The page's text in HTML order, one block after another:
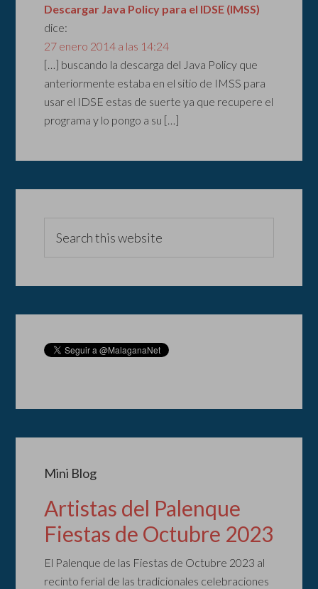
Descargar Java Policy para el IDSE (IMSS)
dice:
27 enero 2014 a las 14:24
[…] buscando la descarga del Java Policy que
anteriormente estaba en el sitio de IMSS para
usar el IDSE estas de suerte ya que recupere el
programa y lo pongo a su […]
Mini Blog
Artistas del Palenque
Fiestas de Octubre 2023
El Palenque de las Fiestas de Octubre 2023 al
recinto ferial de las tradicionales celebraciones